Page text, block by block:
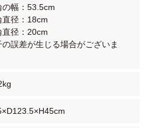
の幅：53.5cm
直径：18cm
直径：20cm
誤差が生じる場合がございま